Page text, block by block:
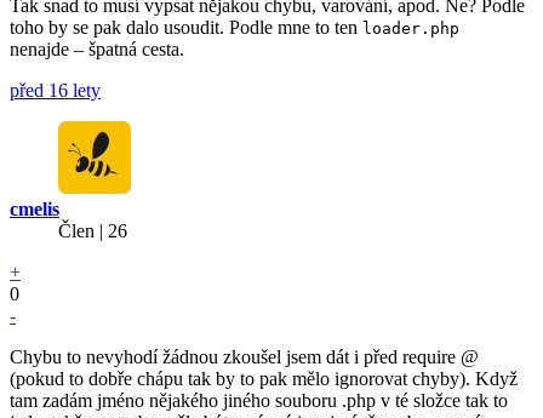
Tak snad to musí vypsat nějakou chybu, varování, apod. Ne? Podle
toho by se pak dalo usoudit. Podle mne to ten loader.php
nenajde – špatná cesta.
před 16 lety
cmelis
Člen | 26
+
0
-
Chybu to nevyhodí žádnou zkoušel jsem dát i před require @
(pokud to dobře chápu tak by to pak mělo ignorovat chyby). Když
tam zadám jméno nějakého jiného souboru .php v té složce tak to